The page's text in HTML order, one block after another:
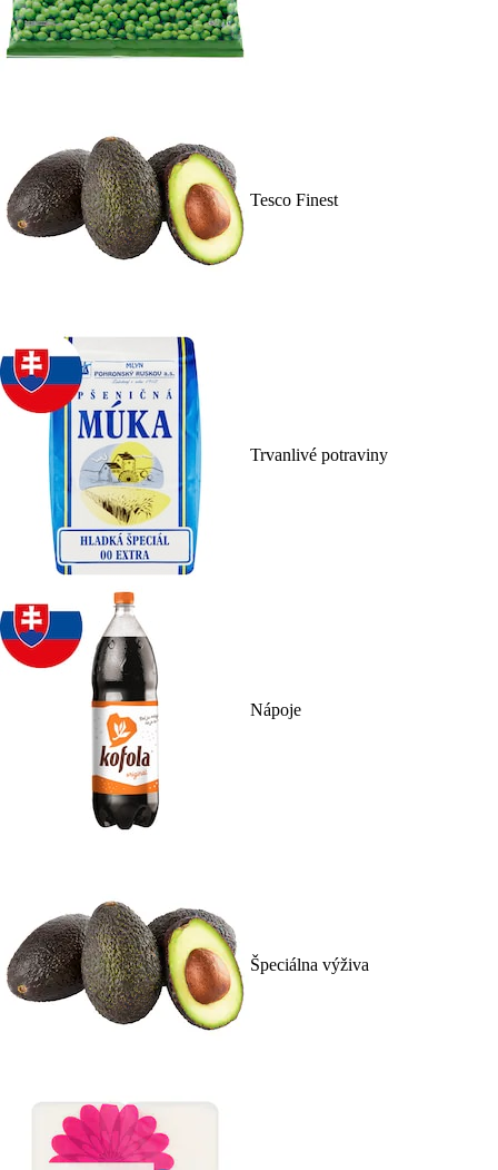
Tesco Finest
Trvanlivé potraviny
Nápoje
Špeciálna výživa